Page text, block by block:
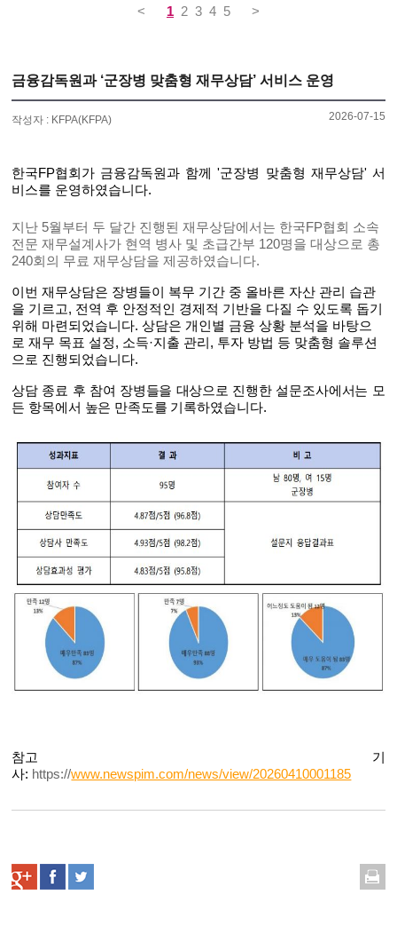
< 1 2 3 4 5 >
금융감독원과 ‘군장병 맞춤형 재무상담’ 서비스 운영
작성자 : KFPA(KFPA) 2026-07-15
한국FP협회가 금융감독원과 함께 '군장병 맞춤형 재무상담' 서
비스를 운영하였습니다.
지난 5월부터 두 달간 진행된 재무상담에서는 한국FP협회 소속
전문 재무설계사가 현역 병사 및 초급간부 120명을 대상으로 총
240회의 무료 재무상담을 제공하였습니다.
이번 재무상담은 장병들이 복무 기간 중 올바른 자산 관리 습관
을 기르고, 전역 후 안정적인 경제적 기반을 다질 수 있도록 돕기
위해 마련되었습니다. 상담은 개인별 금융 상황 분석을 바탕으
로재무 목표 설정, 소득·지출 관리, 투자 방법 등 맞춤형 솔루션
으로 진행되었습니다.
상담 종료 후 참여 장병들을 대상으로 진행한 설문조사에서는 모
든 항목에서 높은 만족도를 기록하였습니다.
참고 기
사: https://www.newspim.com/news/view/20260410001185